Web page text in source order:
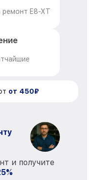
ремонт E8-XT
от 450₽
и получите